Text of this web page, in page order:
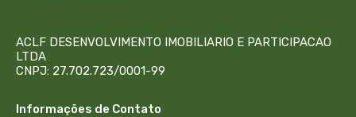
ACLF DESENVOLVIMENTO IMOBILIARIO E PARTICIPACAO
LTDA
CNPJ: 27.702.723/0001-99
Informações de Contato